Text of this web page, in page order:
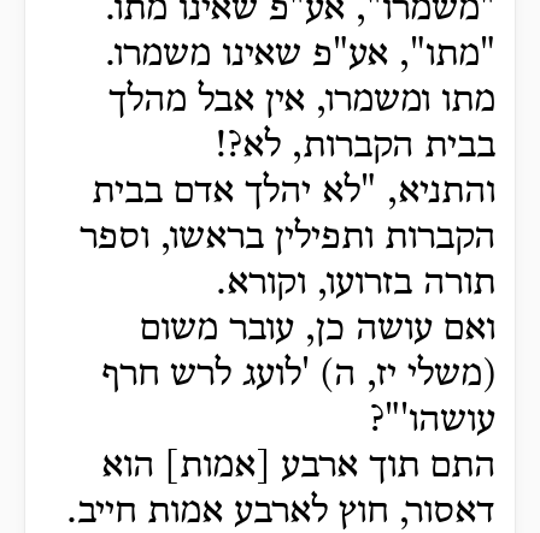
"משמרו", אע"פ שאינו מתו.
"מתו", אע"פ שאינו משמרו.
מתו ומשמרו, אין אבל מהלך
בבית הקברות, לא?!
והתניא, "לא יהלך אדם בבית
הקברות ותפילין בראשו, וספר
תורה בזרועו, וקורא.
ואם עושה כן, עובר משום
(משלי יז, ה) 'לועג לרש חרף
עושהו'"?
התם תוך ארבע [אמות] הוא
דאסור, חוץ לארבע אמות חייב.